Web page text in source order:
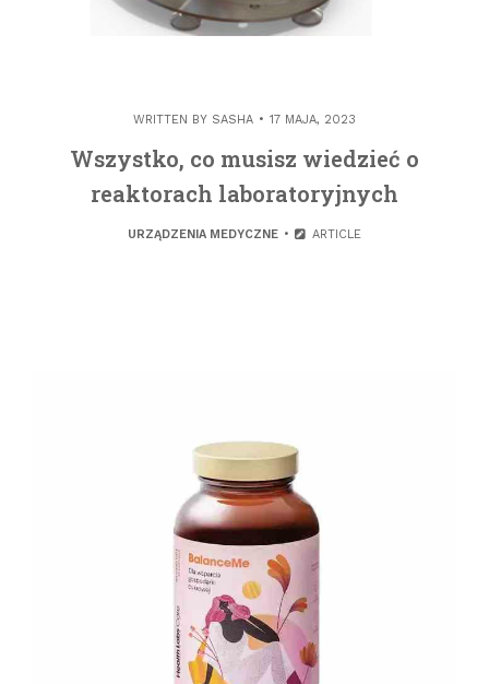
WRITTEN BY SASHA 17 MAJA, 2023
Wszystko, co musisz wiedzieć o
reaktorach laboratoryjnych
URZĄDZENIA MEDYCZNE ARTICLE